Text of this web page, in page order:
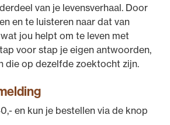
van je levensverhaal. Door
en te luisteren naar dat van
jou helpt om te leven met
voor stap je eigen antwoorden,
die op dezelfde zoektocht zijn.
en kun je bestellen via de knop